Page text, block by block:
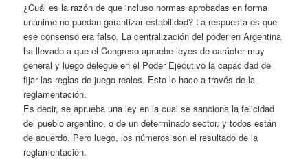
¿Cuál es la razón de que incluso normas aprobadas en forma
unánime no puedan garantizar estabilidad? La respuesta es que
ese consenso era falso. La centralización del poder en Argentina
ha llevado a que el Congreso apruebe leyes de carácter muy
general y luego delegue en el Poder Ejecutivo la capacidad de
fijar las reglas de juego reales. Esto lo hace a través de la
reglamentación.
Es decir, se aprueba una ley en la cual se sanciona la felicidad
del pueblo argentino, o de un determinado sector, y todos están
de acuerdo. Pero luego, los números son el resultado de la
reglamentación.